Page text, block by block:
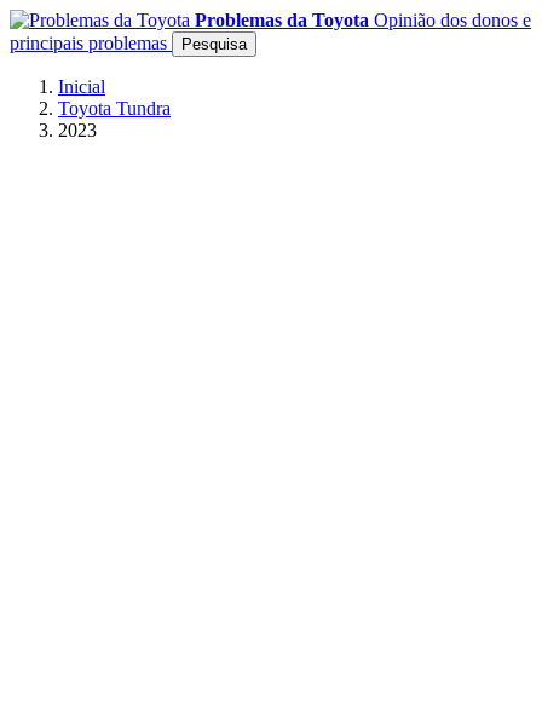
Problemas da Toyota Opinião dos donos e
principais problemas
Pesquisa
Inicial
Toyota Tundra
2023